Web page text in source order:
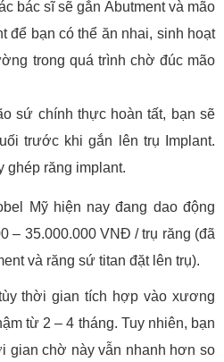
bác sĩ sẽ gắn Abutment và mão
để bạn có thể ăn nhai, sinh hoạt
trong quá trình chờ đúc mão
sứ chính thực hoàn tất, bạn sẽ
trước khi gắn lên trụ Implant.
ghép răng implant.
Mỹ hiện nay đang dao động
– 35.000.000 VNĐ / trụ răng (đã
và răng sứ titan đặt lên trụ).
thời gian tích hợp vào xương
từ 2 – 4 tháng. Tuy nhiên, bạn
gian chờ này vẫn nhanh hơn so